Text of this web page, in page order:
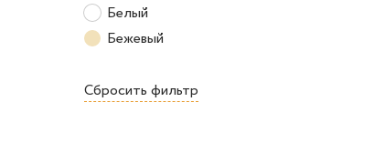
Белый
Бежевый
Сбросить фильтр